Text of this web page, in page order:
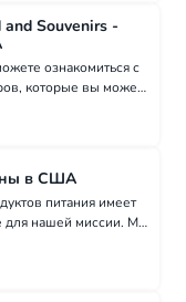
Souvenirs -
ознакомиться с
которые вы можете
товаров из России и
в США
питания имеет
нашей миссии. Мы